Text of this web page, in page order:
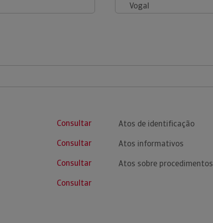
Vogal
Consultar
Consultar
Consultar
Consultar
Atos de identificação
Atos informativos
Atos sobre procedimentos